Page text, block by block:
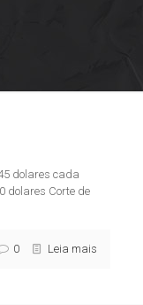
dolares cada
dolares Corte de
0 Leia mais